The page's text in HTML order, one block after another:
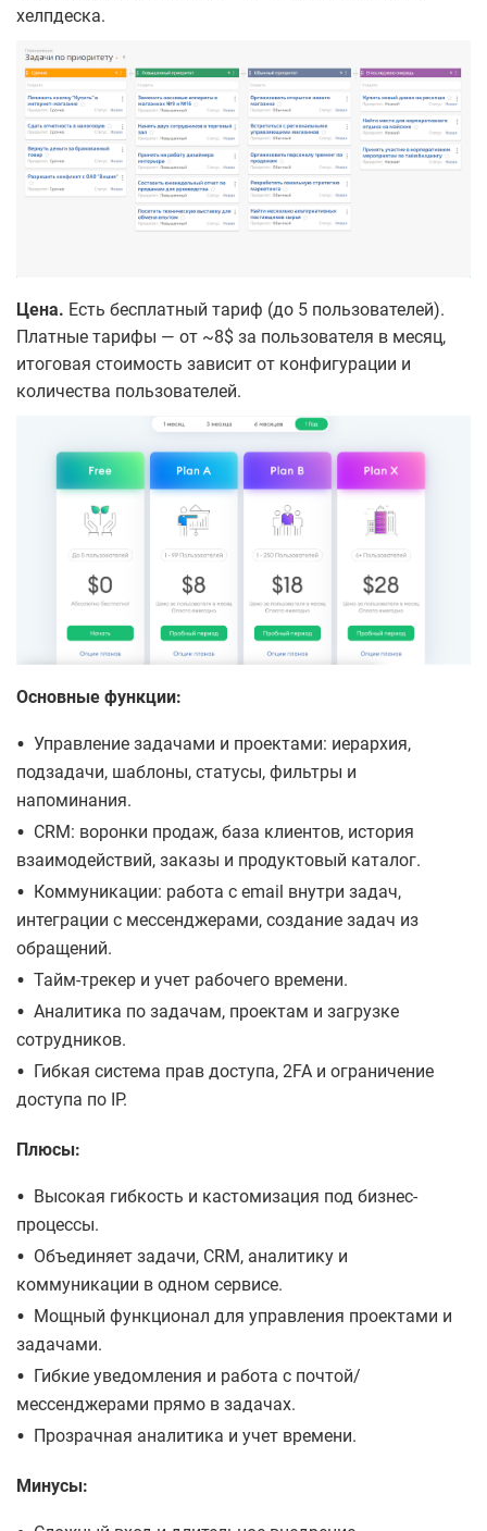
хелпдеска.
Цена. Есть бесплатный тариф (до 5 пользователей).
Платные тарифы — от ~8$ за пользователя в месяц,
итоговая стоимость зависит от конфигурации и
количества пользователей.
Основные функции:
• Управление задачами и проектами: иерархия,
подзадачи, шаблоны, статусы, фильтры и
напоминания.
• CRM: воронки продаж, база клиентов, история
взаимодействий, заказы и продуктовый каталог.
•
Коммуникации: работа с email внутри задач,
интеграции с мессенджерами, создание задач из
обращений.
• Тайм-трекер и учет рабочего времени.
• Аналитика по задачам, проектам и загрузке
сотрудников.
•
Гибкая система прав доступа, 2FA и ограничение
доступа по IP.
Плюсы:
• Высокая гибкость и кастомизация под бизнес-
процессы.
• Объединяет задачи, CRM, аналитику и
коммуникации в одном сервисе.
• Мощный функционал для управления проектами и
задачами.
•
Гибкие уведомления и работа с почтой/
мессенджерами прямо в задачах.
• Прозрачная аналитика и учет времени.
Минусы: